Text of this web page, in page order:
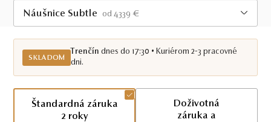
Náušnice Subtle
od 4339 €
Skladom TN
SKLADOM
Trenčín dnes do 17:30 • Kuriérom 2-3 pracovné
dni.
Štandardná záruka
2 roky
Doživotná
záruka a